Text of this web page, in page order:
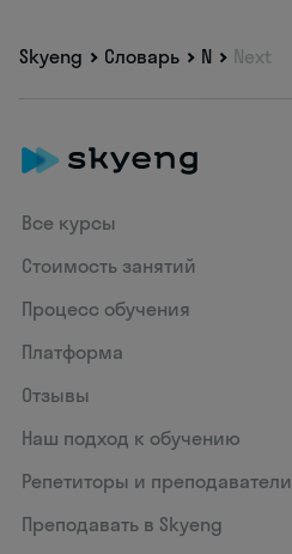
Skyeng Словарь N Next
Все курсы
Стоимость занятий
Процесс обучения
Платформа
Отзывы
Наш подход к обучению
Репетиторы и преподаватели
Преподавать в Skyeng